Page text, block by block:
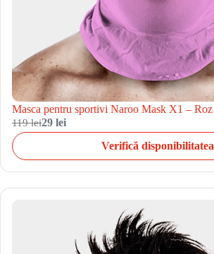
Masca pentru sportivi Naroo Mask X1 – Roz
119 lei29 lei
Verifică disponibilitatea